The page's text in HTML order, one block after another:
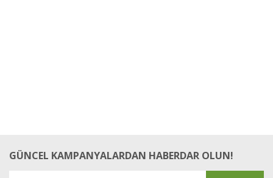
GÜNCEL KAMPANYALARDAN HABERDAR OLUN!